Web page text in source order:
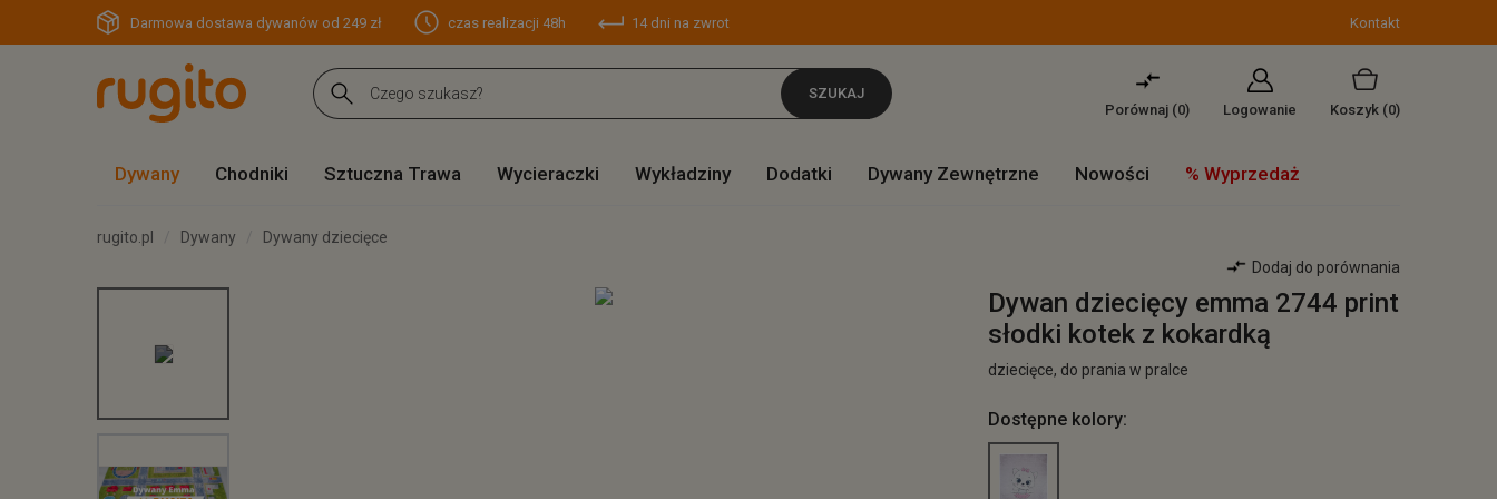
Darmowa dostawa dywanów od 249 zł czas realizacji 48h 14 dni na zwrot Kontakt
SZUKAJ
Porównaj (0) Logowanie Koszyk (0)
Dywany Chodniki Sztuczna Trawa Wycieraczki Wykładziny Dodatki Dywany Zewnętrzne Nowości % Wyprzedaż
rugito.pl Dywany
Dywany dziecięce
Dodaj do porównania
Dywan dziecięcy emma 2744 print
słodki kotek z kokardką
dziecięce, do prania w pralce
Dostępne kolory: